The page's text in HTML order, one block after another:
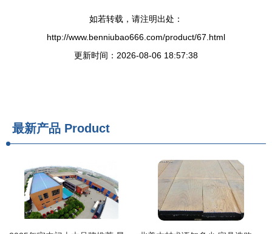
如若转载，请注明出处：
http://www.benniubao666.com/product/67.html
更新时间：2026-08-06 18:57:38
最新产品 Product